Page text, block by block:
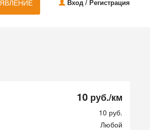
Вход / Регистрация
10 руб./км
10 руб.
Любой